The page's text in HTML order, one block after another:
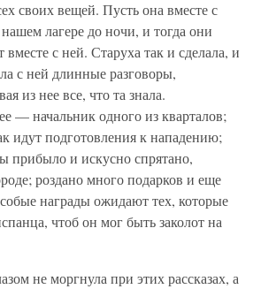
своих вещей. Пусть она вместе с
лагере до ночи, и тогда они
вместе с ней. Старуха так и сделала, и
с ней длинные разговоры,
из нее все, что та знала.
— начальник одного из кварталов;
идут подготовления к нападению;
прибыло и искусно спрятано,
роздано много подарков и еще
награды ожидают тех, которые
чтоб он мог быть заколот на
не моргнула при этих рассказах, а